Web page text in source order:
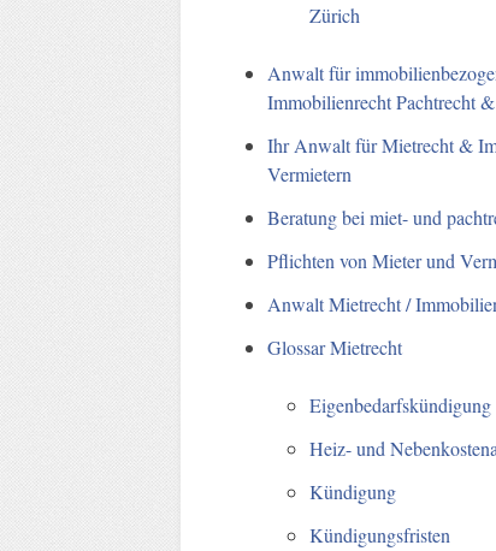
Zürich
Anwalt für
Immobilienrecht Pachtrecht
Ihr Anwalt für Mietrecht &
Vermietern
Beratung bei miet- und
Pflichten von Mieter und
Anwalt Mietrecht /
Glossar Mietrecht
Eigenbedarfskündigung
Heiz- und
Kündigung
Kündigungsfristen